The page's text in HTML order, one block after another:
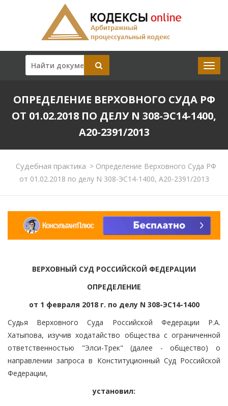
ОПРЕДЕЛЕНИЕ ВЕРХОВНОГО СУДА РФ
ОТ 01.02.2018 ПО ДЕЛУ N 308-ЭС14-1400,
А20-2391/2013
Судебная практика >Определение Верховного Суда РФ
от 01.02.2018 по делу N 308-ЭС14-1400, А20-2391/2013
ВЕРХОВНЫЙ СУД РОССИЙСКОЙ ФЕДЕРАЦИИ
ОПРЕДЕЛЕНИЕ
от 1 февраля 2018 г. по делу N 308-ЭС14-1400
Судья Верховного Суда Российской Федерации Р.А.
Хатыпова, изучив ходатайство общества с ограниченной
ответственностью "Элси-Трек" (далее - общество) о
направлении запроса в Конституционный Суд Российской
Федерации,
установил: